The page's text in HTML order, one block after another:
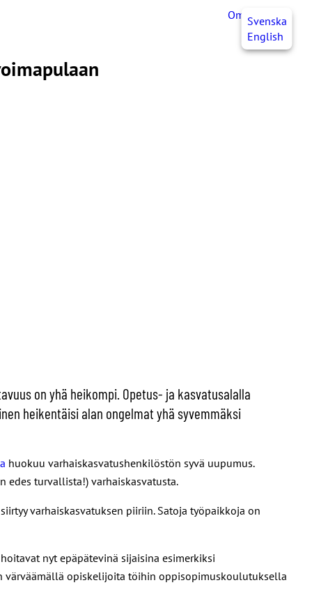
OmaJHLSvenska
English
on yhä heikompi. Opetus- ja kasvatusalalla
heikentäisi alan ongelmat yhä syvemmäksi
huokuu varhaiskasvatushenkilöstön syvä uupumus.
edes turvallista!) varhaiskasvatusta.
varhaiskasvatuksen piiriin. Satoja työpaikkoja on
nyt epäpätevinä sijaisina esimerkiksi
värväämällä opiskelijoita töihin oppisopimuskoulutuksella